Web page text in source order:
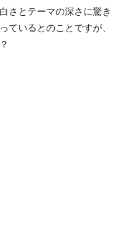
さとテーマの深さに驚き
ているとのことですが、